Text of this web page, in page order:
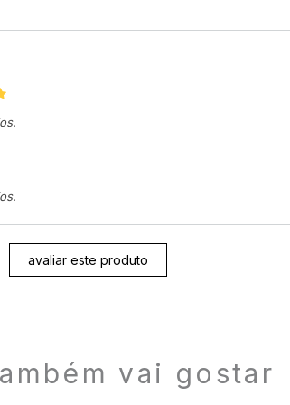
avaliar este produto
vai gostar